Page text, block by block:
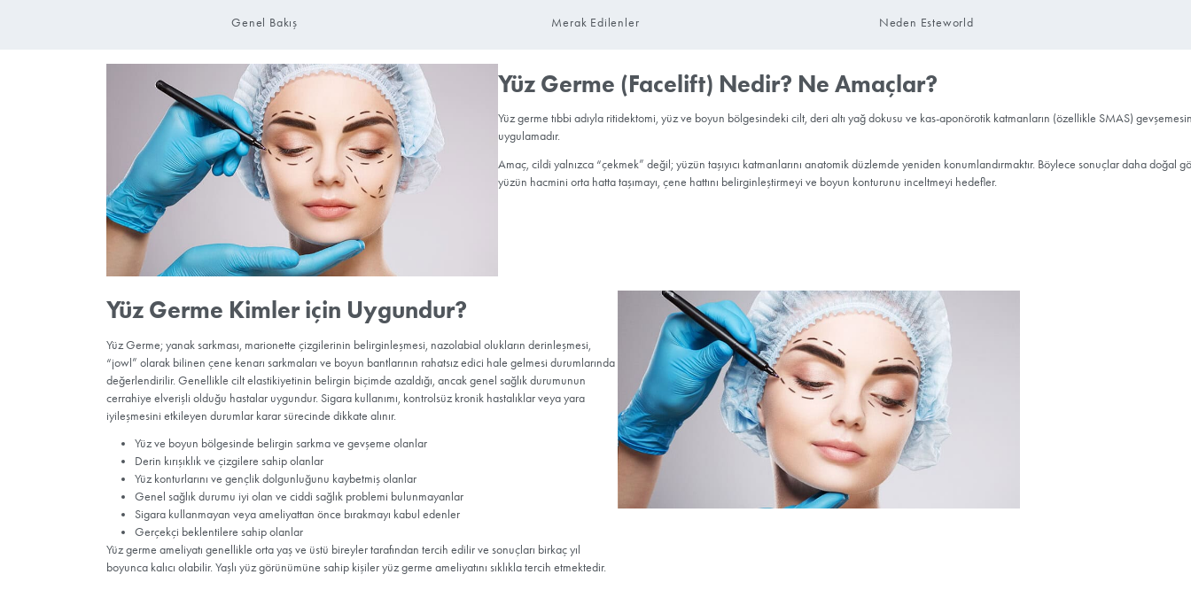
yazıda yüz germe ile ilgili temel kavramları, ameliyatın nasıl planlandığını, iyileşme
sürecini, riskleri, kalıcılığı ve alternatifleri mümkün olduğunca sade ama derinlikli bir dille
ele alacağız.
Genel Bakış
Yüz germetıbbi adıyla ritidektomi,yüz ve boyun bölgesindeki cilt, deri altı yağ dokusu ve kas-
uygulamadır.
Amaç, cildi yalnızca “çekmek” değil; yüzün taşıyıcı katmanlarını anatomik düzlemde
yüzün hacmini orta hatta taşımayı, çene hattını belirginleştirmeyi ve boyun konturunu
Yüz Germe Kimler için Uygundur?